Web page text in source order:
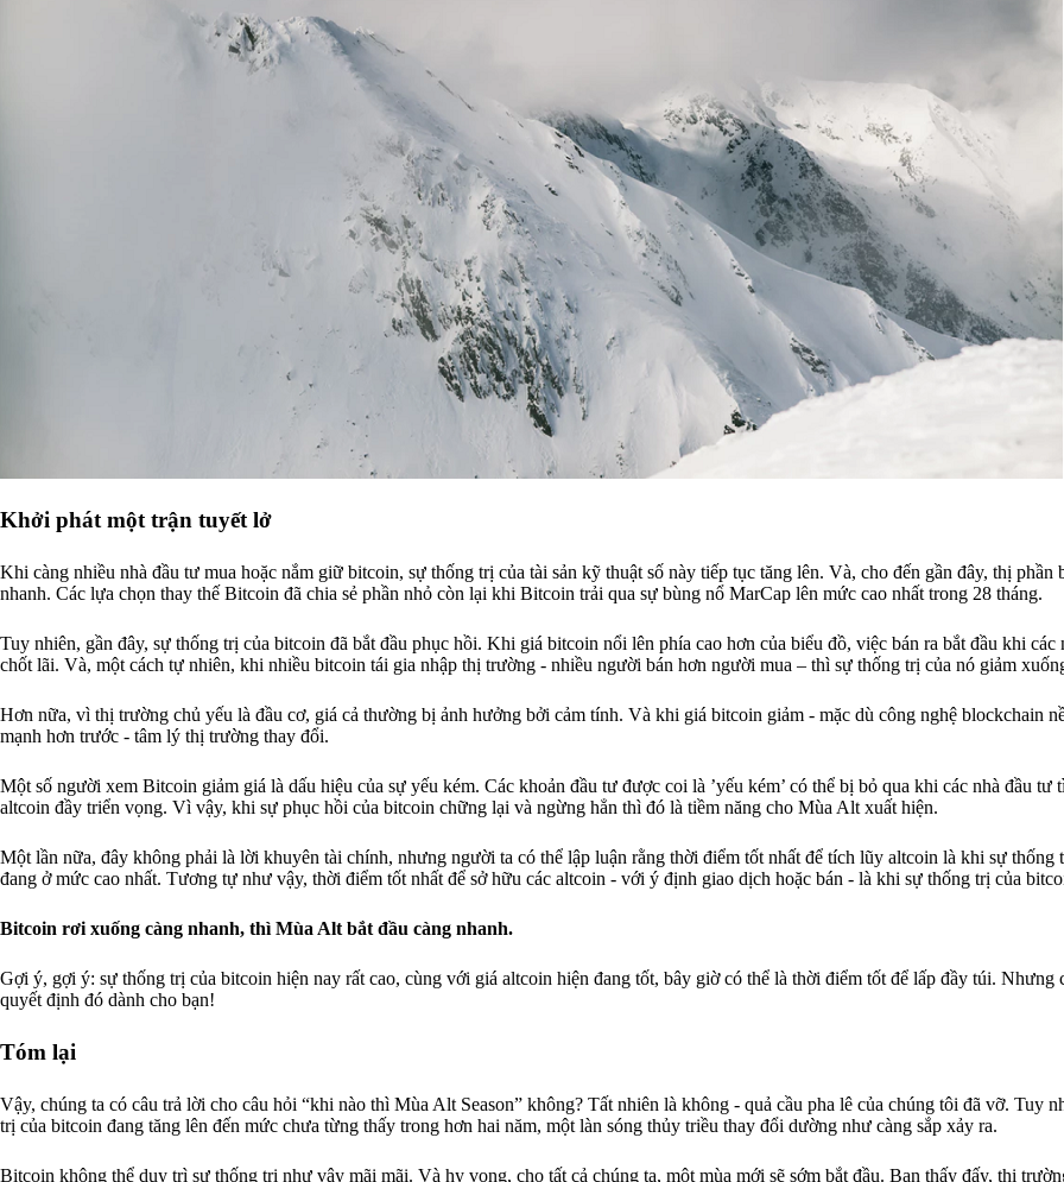
Khởi phát một trận tuyết lở
Khi càng nhiều nhà đầu tư mua hoặc nắm giữ bitcoin, sự thống trị của tài sản kỹ thuật số này tiếp tục tăng lên. Và, cho đến gần đây, thị phần
nhanh. Các lựa chọn thay thế Bitcoin đã chia sẻ phần nhỏ còn lại khi Bitcoin trải qua sự bùng nổ MarCap lên mức cao nhất trong 28 tháng.
Tuy nhiên, gần đây, sự thống trị của bitcoin đã bắt đầu phục hồi. Khi giá bitcoin nổi lên phía cao hơn của biểu đồ, việc bán ra bắt đầu khi các
chốt lãi. Và, một cách tự nhiên, khi nhiều bitcoin tái gia nhập thị trường - nhiều người bán hơn người mua – thì sự thống trị của nó giảm
Hơn nữa, vì thị trường chủ yếu là đầu cơ, giá cả thường bị ảnh hưởng bởi cảm tính. Và khi giá bitcoin giảm - mặc dù công nghệ blockchain
mạnh hơn trước - tâm lý thị trường thay đổi.
Một số người xem Bitcoin giảm giá là dấu hiệu của sự yếu kém. Các khoản đầu tư được coi là ’yếu kém’ có thể bị bỏ qua khi các nhà đầu tư
altcoin đầy triển vọng. Vì vậy, khi sự phục hồi của bitcoin chững lại và ngừng hẳn thì đó là tiềm năng cho Mùa Alt xuất hiện.
Một lần nữa, đây không phải là lời khuyên tài chính, nhưng người ta có thể lập luận rằng thời điểm tốt nhất để tích lũy altcoin là khi sự thống
đang ở mức cao nhất. Tương tự như vậy, thời điểm tốt nhất để sở hữu các altcoin - với ý định giao dịch hoặc bán - là khi sự thống trị của
Bitcoin rơi xuống càng nhanh, thì Mùa Alt bắt đầu càng nhanh.
Gợi ý, gợi ý: sự thống trị của bitcoin hiện nay rất cao, cùng với giá altcoin hiện đang tốt, bây giờ có thể là thời điểm tốt để lấp đầy túi. Nhưng
quyết định đó dành cho bạn!
Tóm lại
Vậy, chúng ta có câu trả lời cho câu hỏi “khi nào thì Mùa Alt Season” không? Tất nhiên là không - quả cầu pha lê của chúng tôi đã vỡ. Tuy
trị của bitcoin đang tăng lên đến mức chưa từng thấy trong hơn hai năm, một làn sóng thủy triều thay đổi dường như càng sắp xảy ra.
Bitcoin không thể duy trì sự thống trị như vậy mãi mãi. Và hy vọng, cho tất cả chúng ta, một mùa mới sẽ sớm bắt đầu. Bạn thấy đấy, thị